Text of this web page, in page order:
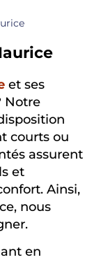
et ses
Notre
courts ou
assurent
et
Ainsi,
nous
en